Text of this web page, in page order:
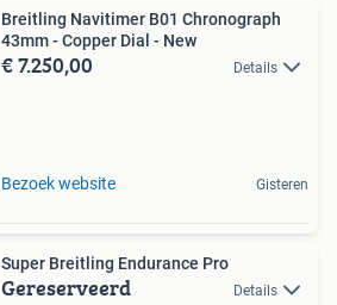
Breitling Navitimer B01 Chronograph
43mm - Copper Dial - New
€ 7.250,00 Details
Bezoek website Gisteren
Super Breitling Endurance Pro
Gereserveerd Details